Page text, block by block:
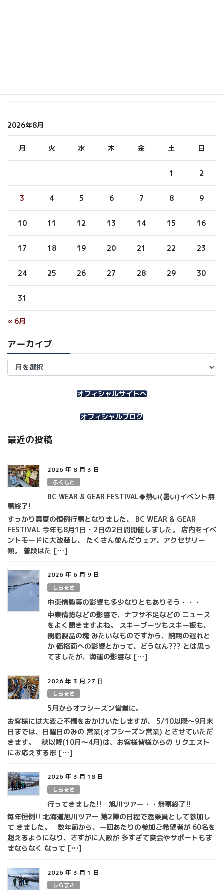
2026年8月
月 火 水 木 金 土 日
1 2
3 4 5 6 7 8 9
10 11 12 13 14 15 16
17 18 19 20 21 22 23
24 25 26 27 28 29 30
31
« 6月
アーカイブ
ア
オフィシャルサイトへ
オフィシャルブログ
最近の投稿
2026 年 8 月 3 日
ふくもと
BC WEAR & GEAR FESTIVAL◆熱い(暑い)イベント無
事終了!
すっかり真夏の恒例行事となりました、 BC WEAR & GEAR
FESTIVAL 今年も8月1日・2日の2日間開催しました。 店内をイベ
ントモードに大改装し、 たくさん並んだウェア、アクセサリー
類。 普段はた […]
2026 年 6 月 9 日
しらまさ
中東情勢等の影響も多少なりともありそう・・・
中東情勢などの影響で、ナフサ不足などの ニュース
をよく聞きますよね。 スキーブーツもスキー板も、
樹脂製品の塊 みたいなものですから、納期の遅れと
か 価格面への影響とかって、どうなん??? とは思っ
てましたが、海運の影響な […]
2026 年 3 月 27 日
しらまさ
5月からオフシーズン営業に。
お客様には大変ご不憫をおかけいたしますが、 5/10以降～9月末
日までは、日曜日のみの 営業(オフシーズン営業) とさせていただ
きます。 秋以降(10月～4月)は、お客様皆様からの リクエスト
にお応えする形 […]
2026 年 3 月 18 日
しらまさ
行ってきました!! 旭川ツアー・・無事終了!!
毎年恒例!! 北海道旭川ツアー 第2陣の日程で添乗員として参加し
て きました。 数年前から、一回あたりの参加ご希望者が 60名を
超えるようになり、さすがに人数が 多すぎて宴会やサポートもま
まならなく なって […]
2026 年 3 月 1 日
しらまさ